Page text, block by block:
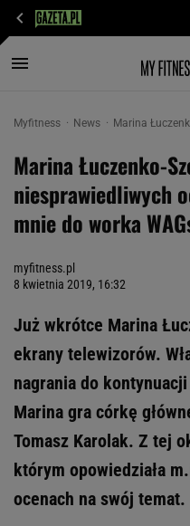
Myfitness News Marina
Marina Łuczenko-
niesprawiedliwych
mnie do worka
myfitness.pl
8 kwietnia 2019, 16:32
Już wkrótce Marina
ekrany telewizorów.
nagrania do
Marina gra córkę
Tomasz Karolak. Z tej
którym opowiedziała
ocenach na swój temat.